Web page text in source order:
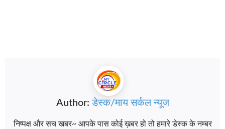
Author:डेस्क/माय सर्कल न्यूज
निष्पक्ष और सच खबर~ आपके पास कोई ख़बर हो तो हमारे डेस्क के नम्बर